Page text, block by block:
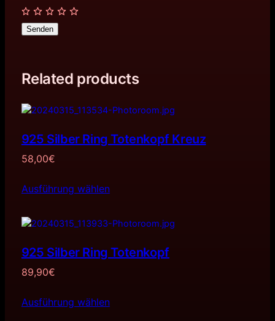
Senden
Related products
925 Silber Ring Totenkopf Kreuz
58,00€
Ausführung wählen
925 Silber Ring Totenkopf
89,90€
Ausführung wählen